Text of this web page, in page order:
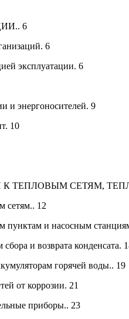
6
6
эксплуатации. 6
и энергоносителей. 9
10
К ТЕПЛОВЫМ СЕТЯМ,
сетям.. 12
пунктам и насосным
и возврата конденсата.
горячей воды.. 19
от коррозии. 21
приборы.. 23